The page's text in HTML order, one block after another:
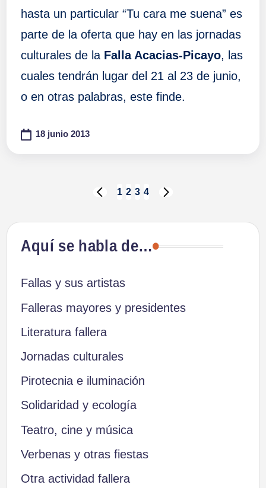
hasta un particular “Tu cara me suena” es
parte de la oferta que hay en las jornadas
culturales de la Falla Acacias-Picayo, las
cuales tendrán lugar del 21 al 23 de junio,
o en otras palabras, este finde.
18 junio 2013
Paginación
de
entradas
PÁGINA
1 2 3 4
Aquí se habla de…
Fallas y sus artistas
Falleras mayores y presidentes
Literatura fallera
Jornadas culturales
Pirotecnia e iluminación
Solidaridad y ecología
Teatro, cine y música
Verbenas y otras fiestas
Otra actividad fallera